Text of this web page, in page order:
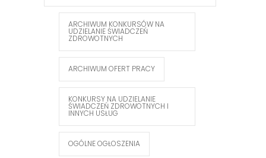
ARCHIWUM KONKURSÓW NA
UDZIELANIE ŚWIADCZEŃ
ZDROWOTNYCH
ARCHIWUM OFERT PRACY
KONKURSY NA UDZIELANIE
ŚWIADCZEŃ ZDROWOTNYCH I
INNYCH USŁUG
OGÓLNE OGŁOSZENIA